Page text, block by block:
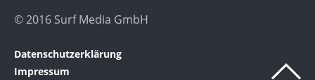
© 2016 Surf Media GmbH
Datenschutzerklärung
Impressum